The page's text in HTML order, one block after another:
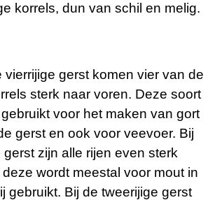
korrels, dun van schil en melig.
vierrijige gerst komen vier van de
sterk naar voren. Deze soort
voor het maken van gort
gerst en ook voor veevoer. Bij
zijn alle rijen even sterk
wordt meestal voor mout in
gebruikt. Bij de tweerijige gerst